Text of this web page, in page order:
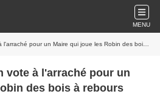
MENU
pour un Maire qui joue les Robin des bois à rebours
vote à l'arraché pour un
des bois à rebours